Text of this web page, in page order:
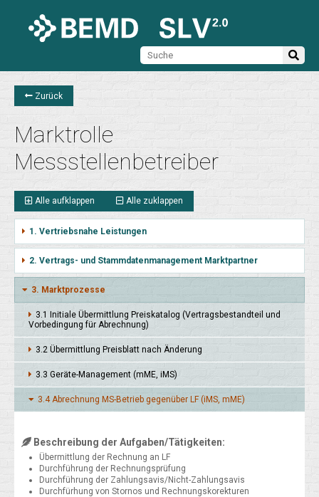
Zurück
Marktrolle
Messstellenbetreiber
Alle aufklappen Alle zuklappen
1. Vertriebsnahe Leistungen
2. Vertrags- und Stammdatenmanagement Marktpartner
3. Marktprozesse
3.1 Initia­le Über­mitt­lung Preis­kata­log (Vertrags­bestand­teil und
Vor­bedin­gung für Abrech­nung)
3.2 Über­mitt­lung Preis­blatt nach Ände­rung
3.3 Geräte-Manage­ment (mME, iMS)
3.4 Abrech­nung MS-Betrieb gegen­über LF (iMS, mME)
Beschreibung der Aufgaben/Tätigkeiten:
Übermittlung der Rechnung an LF
Durchführung der Rechnungsprüfung
Durchführung der Zahlungsavis/Nicht-Zahlungsavis
Durchfürhung von Stornos und Rechnungskorekturen